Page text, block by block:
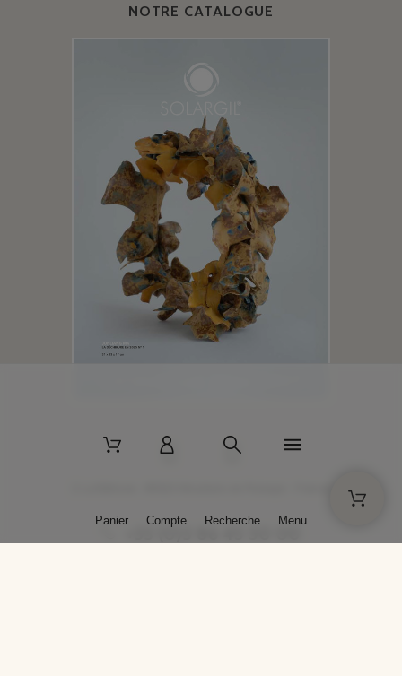
NOTRE CATALOGUE
+33 (0)3 86 45 50 00
Panier Compte Recherche Menu